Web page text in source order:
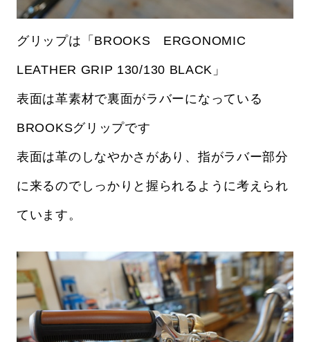
グリップは「BROOKS ERGONOMIC
LEATHER GRIP 130/130 BLACK」
表面は革素材で裏面がラバーになっている
BROOKSグリップです
表面は革のしなやかさがあり、指がラバー部分
に来るのでしっかりと握られるように考えられ
ています。